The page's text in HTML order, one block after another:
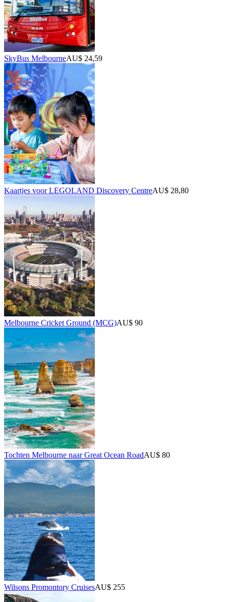
SkyBus MelbourneAU$ 24,59
Kaartjes voor LEGOLAND Discovery CentreAU$ 28,80
Melbourne Cricket Ground (MCG)AU$ 90
Tochten Melbourne naar Great Ocean RoadAU$ 80
Wilsons Promontory CruisesAU$ 255